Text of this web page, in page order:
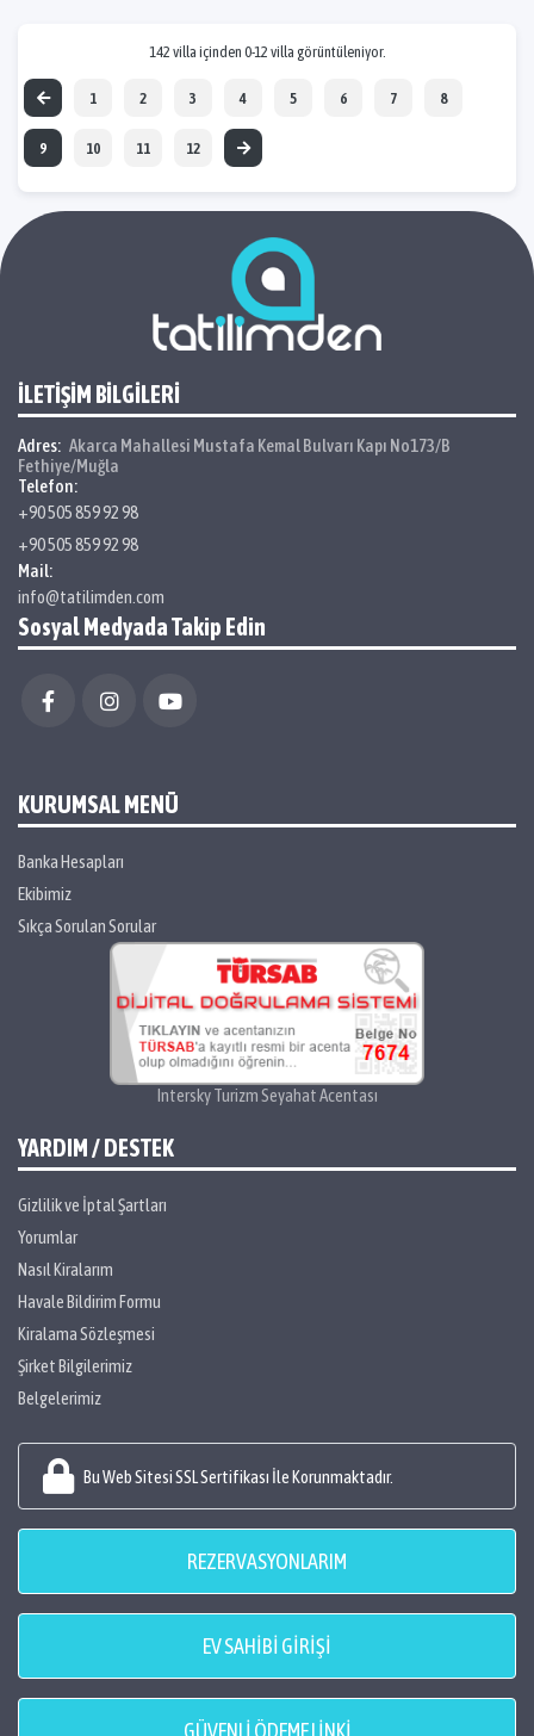
142 villa içinden 0-12 villa görüntüleniyor.
1 2 3 4 5 6 7 8
9 10 11 12
İLETİŞİM BİLGİLERİ
Adres: Akarca Mahallesi Mustafa Kemal Bulvarı Kapı No173/B
Fethiye/Muğla
Telefon:
+90 505 859 92 98
+90 505 859 92 98
Mail:
info@tatilimden.com
Sosyal Medyada Takip Edin
KURUMSAL MENÜ
Banka Hesapları
Ekibimiz
Sıkça Sorulan Sorular
Intersky Turizm Seyahat Acentası
YARDIM / DESTEK
Gizlilik ve İptal Şartları
Yorumlar
Nasıl Kiralarım
Havale Bildirim Formu
Kiralama Sözleşmesi
Şirket Bilgilerimiz
Belgelerimiz
Bu Web Sitesi SSL Sertifikası İle Korunmaktadır.
REZERVASYONLARIM
EV SAHİBİ GİRİŞİ
GÜVENLİ ÖDEME LİNKİ